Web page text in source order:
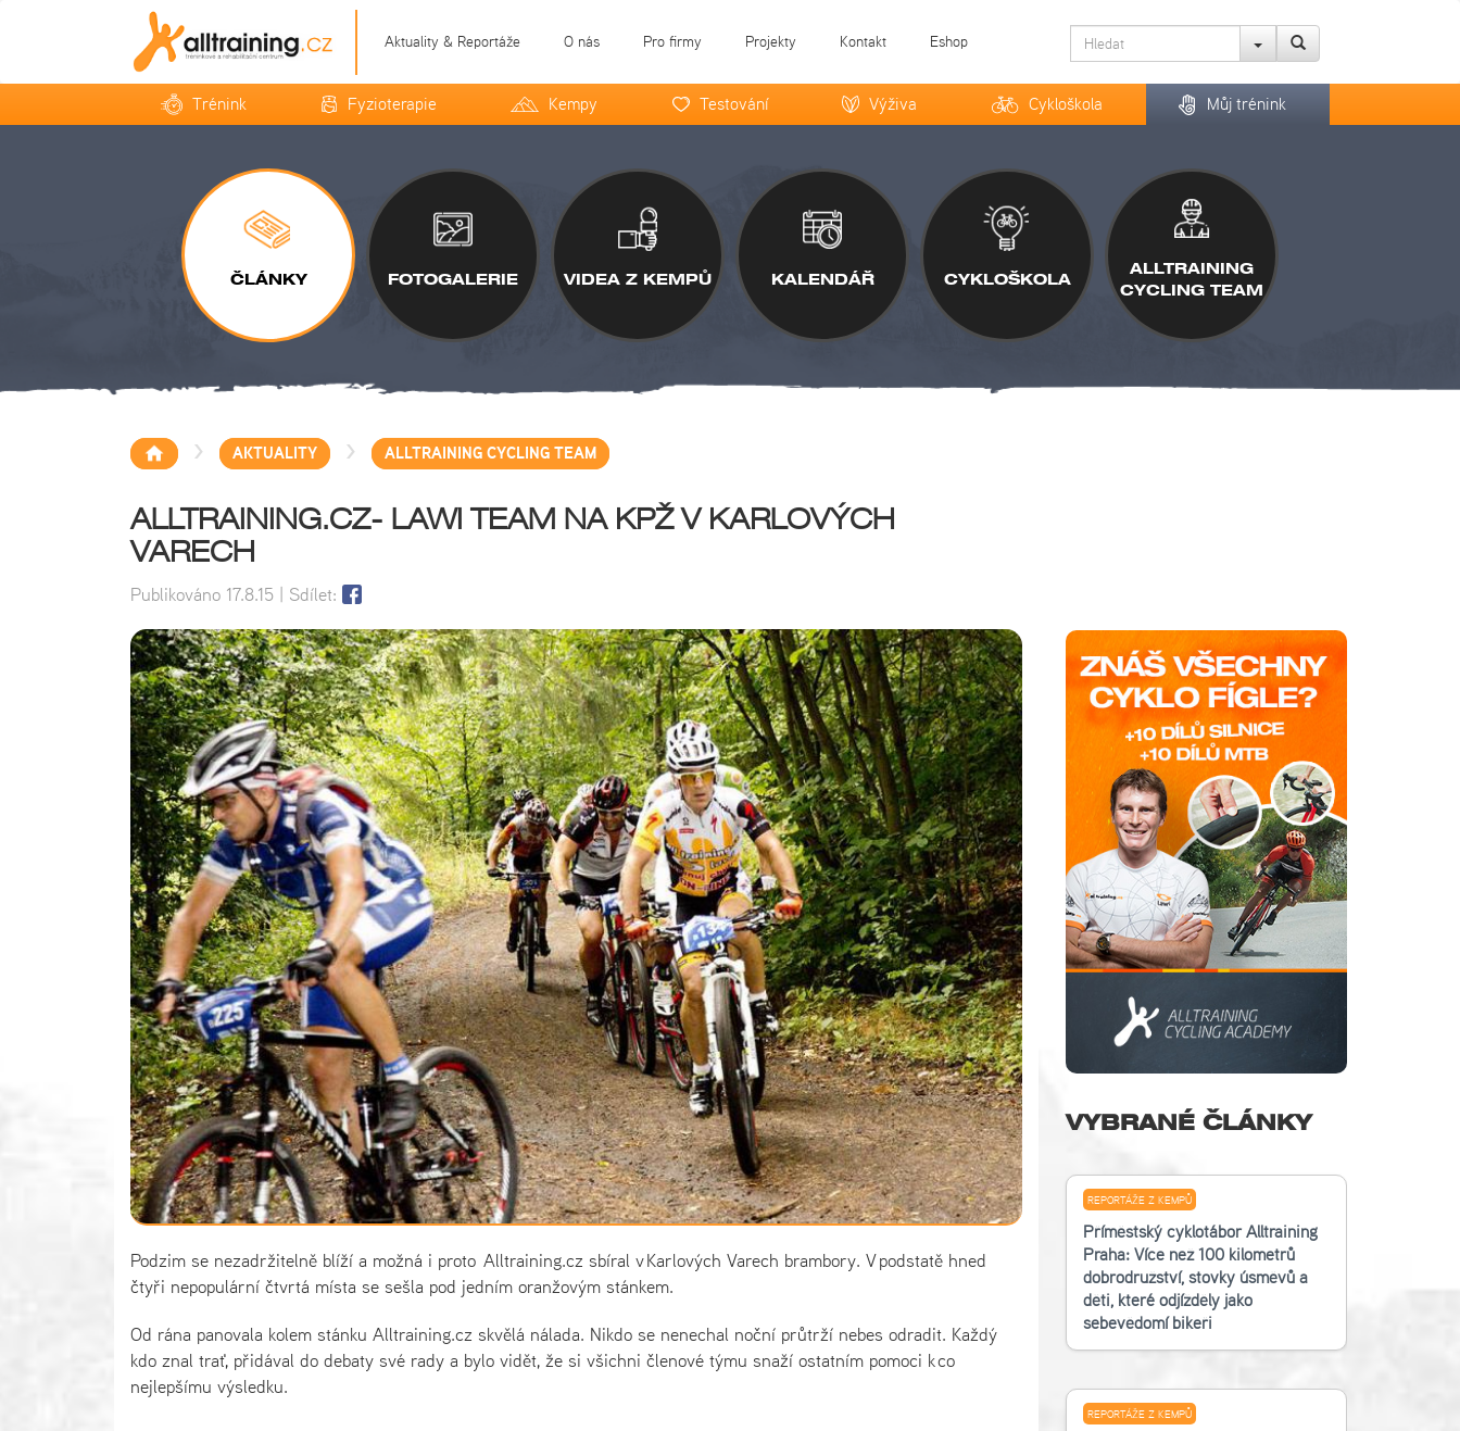
Aktuality & Reportáže O nás Pro firmy Projekty Kontakt Eshop
Trénink Fyzioterapie Kempy Testování Výživa Cykloškola Můj trénink
ČLÁNKY FOTOGALERIE VIDEA Z KEMPŮ KALENDÁŘ CYKLOŠKOLA
ALLTRAINING
CYCLING TEAM
> AKTUALITY > ALLTRAINING CYCLING TEAM
ALLTRAINING.CZ- LAWI TEAM NA KPŽ V KARLOVÝCH
VARECH
Publikováno 17.8.15| Sdílet:
Podzim se nezadržitelně blíží a možná i proto Alltraining.cz sbíral v Karlových Varech brambory. V podstatě hned
čtyři nepopulární čtvrtá místa se sešla pod jedním oranžovým stánkem.
Od rána panovala kolem stánku Alltraining.cz skvělá nálada. Nikdo se nenechal noční průtrží nebes odradit. Každý
kdo znal trať, přidával do debaty své rady a bylo vidět, že si všichni členové týmu snaží ostatním pomoci k co
nejlepšímu výsledku.
VYBRANÉ ČLÁNKY
REPORTÁŽE Z KEMPŮ
Příměstský cyklotábor Alltraining
Praha: Více než 100 kilometrů
dobrodružství, stovky úsměvů a
děti, které odjížděly jako
sebevědomí bikeři
REPORTÁŽE Z KEMPŮ